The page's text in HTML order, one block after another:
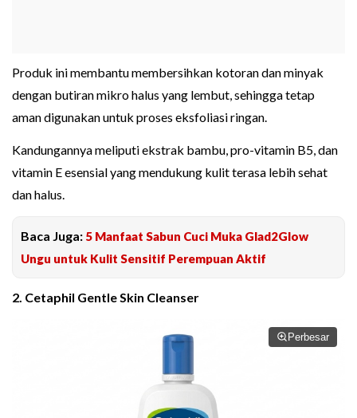
Produk ini membantu membersihkan kotoran dan minyak
dengan butiran mikro halus yang lembut, sehingga tetap
aman digunakan untuk proses eksfoliasi ringan.
Kandungannya meliputi ekstrak bambu, pro-vitamin B5, dan
vitamin E esensial yang mendukung kulit terasa lebih sehat
dan halus.
Baca Juga: 5 Manfaat Sabun Cuci Muka Glad2Glow
Ungu untuk Kulit Sensitif Perempuan Aktif
2. Cetaphil Gentle Skin Cleanser
Perbesar